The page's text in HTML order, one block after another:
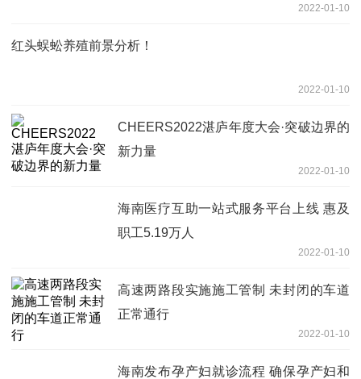
2022-01-10
红头蜈蚣养殖前景分析！
2022-01-10
CHEERS2022湛庐年度大会·突破边界的
新力量
2022-01-10
海南医疗互助一站式服务平台上线 惠及
职工5.19万人
2022-01-10
高速两路段实施施工管制 未封闭的车道
正常通行
2022-01-10
海南发布孕产妇就诊流程 确保孕产妇和